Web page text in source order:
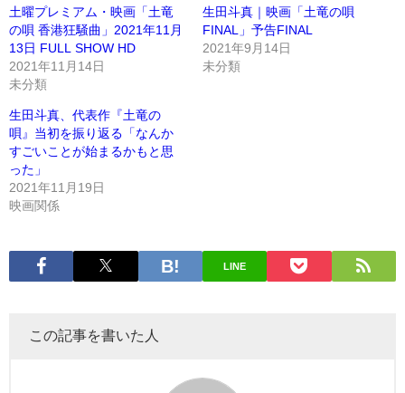
土曜プレミアム・映画「土竜
の唄 香港狂騒曲」2021年11月
13日 FULL SHOW HD
2021年11月14日
未分類
生田斗真｜映画「土竜の唄
FINAL」予告FINAL
2021年9月14日
未分類
生田斗真、代表作『土竜の
唄』当初を振り返る「なんか
すごいことが始まるかもと思
った」
2021年11月19日
映画関係
LINE
この記事を書いた人